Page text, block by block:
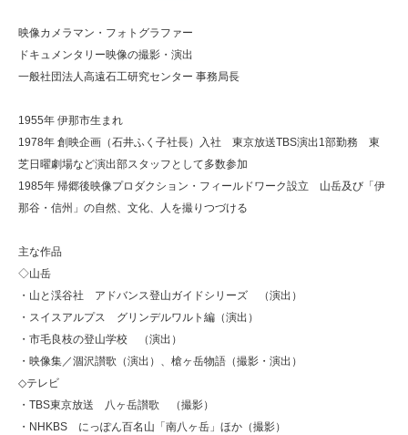
映像カメラマン・フォトグラファー
ドキュメンタリー映像の撮影・演出
一般社団法人高遠石工研究センター 事務局長
1955年 伊那市生まれ
1978年 創映企画（石井ふく子社長）入社 東京放送TBS演出1部勤務 東
芝日曜劇場など演出部スタッフとして多数参加
1985年 帰郷後映像プロダクション・フィールドワーク設立 山岳及び「伊
那谷・信州」の自然、文化、人を撮りつづける
主な作品
◇山岳
・山と渓谷社 アドバンス登山ガイドシリーズ （演出）
・スイスアルプス グリンデルワルト編（演出）
・市毛良枝の登山学校 （演出）
・映像集／涸沢讃歌（演出）、槍ヶ岳物語（撮影・演出）
◇テレビ
・TBS東京放送 八ヶ岳讃歌 （撮影）
・NHKBS にっぽん百名山「南八ヶ岳」ほか（撮影）